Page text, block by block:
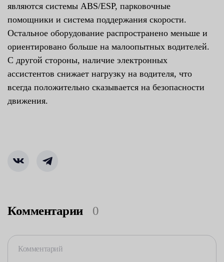
являются системы ABS/ESP, парковочные
помощники и система поддержания скорости.
Остальное оборудование распространено меньше и
ориентировано больше на малоопытных водителей.
С другой стороны, наличие электронных
ассистентов снижает нагрузку на водителя, что
всегда положительно сказывается на безопасности
движения.
Комментарии 0